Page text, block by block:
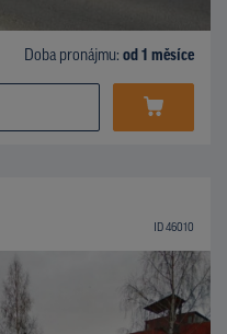
Doba pronájmu: od 1 měsíce
ID 46010